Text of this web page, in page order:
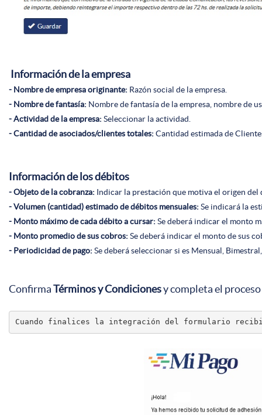
Información de la empresa
- Nombre de empresa originante: Razón social de la empresa.
- Nombre de fantasía: Nombre de fantasía de la empresa, nombre de
- Actividad de la empresa: Seleccionar la actividad.
- Cantidad de asociados/clientes totales: Cantidad estimada de
Información de los débitos
- Objeto de la cobranza: Indicar la prestación que motiva el origen del
- Volumen (cantidad) estimado de débitos mensuales: Se indicará la
- Monto máximo de cada débito a cursar: Se deberá indicar el monto
- Monto promedio de sus cobros: Se deberá indicar el monto de sus
- Periodicidad de pago: Se deberá seleccionar si es Mensual,
ConfirmaTérminos y Condicionesy completa el
Cuando finalices la integración del formulario